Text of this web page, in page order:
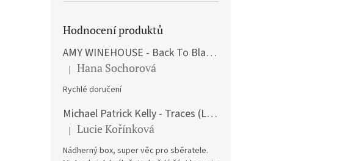
Hodnocení produktů
AMY WINEHOUSE - Back To Black (LP)
The product rating is 5 out of 5 stars.
| Hana Sochorová
Rychlé doručení
Michael Patrick Kelly - Traces (Limited Edition) (Premium Box-Set) (LP)
The product rating is 5 out of 5 stars.
| Lucie Kořínková
Nádherný box, super věc pro sběratele.